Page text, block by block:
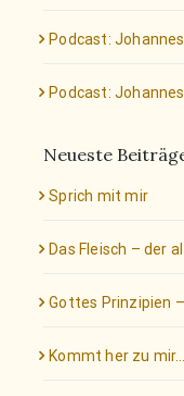
Podcast:
Podcast:
Neueste
Sprich mit mir
Das Fleisch – der
Gottes Prinzipien
Kommt her zu mir…